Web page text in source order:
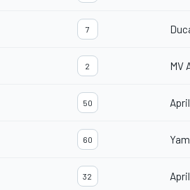
7
2 MV
50
60
32